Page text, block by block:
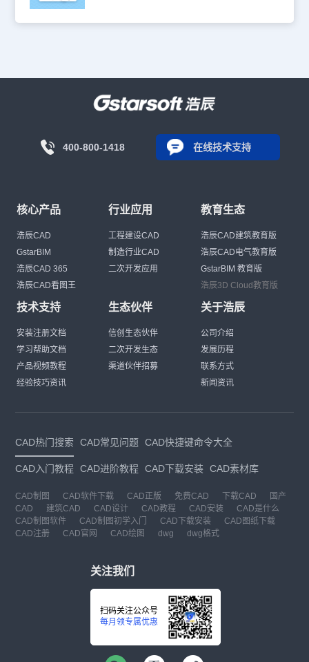
400-800-1418 在线技术支持
核心产品
浩辰CAD
GstarBIM
浩辰CAD 365
浩辰CAD看图王
行业应用
工程建设CAD
制造行业CAD
二次开发应用
教育生态
浩辰CAD建筑教育版
浩辰CAD电气教育版
GstarBIM 教育版
浩辰3D Cloud教育版
技术支持
安装注册文档
学习帮助文档
产品视频教程
经验技巧资讯
生态伙伴
信创生态伙伴
二次开发生态
渠道伙伴招募
关于浩辰
公司介绍
发展历程
联系方式
新闻资讯
CAD热门搜索 CAD常见问题 CAD快捷键命令大全
CAD入门教程 CAD进阶教程 CAD下载安装 CAD素材库
CAD制图 CAD软件下载 CAD正版 免费CAD 下载CAD
国产
CAD
建筑CAD CAD设计 CAD教程 CAD安装
CAD是什么
CAD制图软件
CAD制图初学入门 CAD下载安装
CAD图纸下载
CAD注册
CAD官网 CAD绘图 dwg dwg格式
关注我们
扫码关注公众号
每月领专属优惠